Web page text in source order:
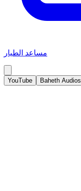
مساعد الطيار
YouTube Baheth Audios